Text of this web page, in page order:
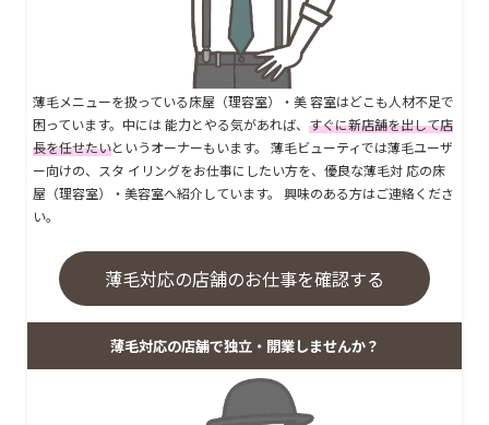
薄毛メニューを扱っている床屋（理容室）・美 容室はどこも人材不足で
困っています。中には 能力とやる気があれば、 すぐに新店舗を出して店
長を任せたいというオーナーもいます。 薄毛ビューティでは薄毛ユーザ
ー向けの、スタ イリングをお仕事にしたい方を、優良な薄毛対 応の床
屋（理容室）・美容室へ紹介しています。 興味のある方はご連絡くださ
い。
薄毛対応の店舗のお仕事を確認する
薄毛対応の店舗で独立・開業しませんか？